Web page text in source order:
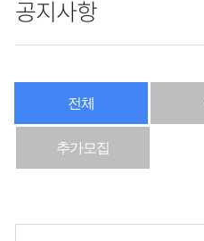
공지사항
전체
추가모집